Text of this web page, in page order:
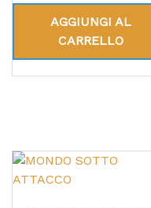
AGGIUNGI AL
CARRELLO